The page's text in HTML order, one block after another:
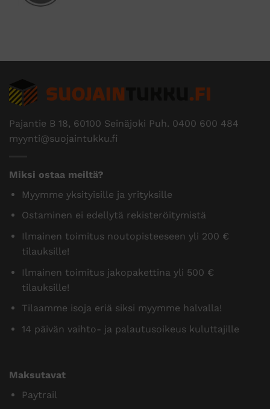
Pajantie B 18, 60100 Seinäjoki Puh. 0400 600 484
myynti@suojaintukku.fi
Miksi ostaa meiltä?
Myymme yksityisille ja yrityksille
Ostaminen ei edellytä rekisteröitymistä
Ilmainen toimitus noutopisteeseen yli 200 €
tilauksille!
Ilmainen toimitus jakopakettina yli 500 €
tilauksille!
Tilaamme isoja eriä siksi myymme halvalla!
14 päivän vaihto- ja palautusoikeus kuluttajille
Maksutavat
Paytrail